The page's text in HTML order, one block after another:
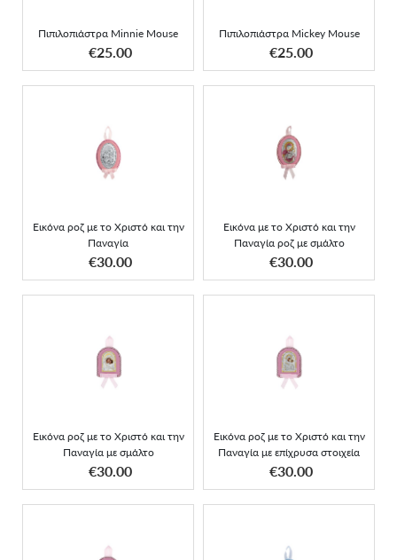
Πιπιλοπιάστρα Minnie Mouse
€25.00
ΑΠΟΚΤΗΣΕ ΤΟ
Πιπιλοπιάστρα Mickey Mouse
€25.00
ΑΠΟΚΤΗΣΕ ΤΟ
Εικόνα ροζ με το Χριστό και την
Παναγία
€30.00
Εικόνα ροζ με το Χριστό
και την Παναγία
ΑΠΟΚΤΗΣΕ ΤΟ
Εικόνα με το Χριστό και την
Παναγία ροζ με σμάλτο
€30.00
Εικόνα με το Χριστό και
την Παναγία ροζ με
σμάλτο
ΑΠΟΚΤΗΣΕ ΤΟ
Εικόνα ροζ με το Χριστό και την
Παναγία με σμάλτο
€30.00
Εικόνα ροζ με το Χριστό
και την Παναγία με
σμάλτο
ΑΠΟΚΤΗΣΕ ΤΟ
Εικόνα ροζ με το Χριστό και την
Παναγία με επίχρυσα στοιχεία
€30.00
Εικόνα ροζ με το Χριστό
και την Παναγία με
επίχρυσα στοιχεία
ΑΠΟΚΤΗΣΕ ΤΟ